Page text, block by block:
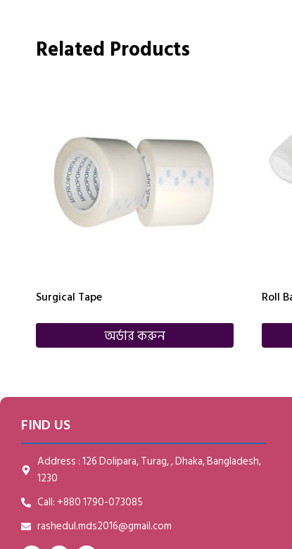
Related Products
Surgical Tape
অর্ডার করুন
Roll
FIND US
Address : 126 Dolipara, Turag, , Dhaka, Bangladesh,
1230
Call: +880 1790-073085
rashedul.mds2016@gmail.com